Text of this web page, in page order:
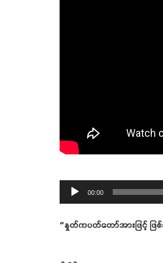
Audio
Player
00:00
“နှုတ်ကပတ်တော်အားဖြင့်